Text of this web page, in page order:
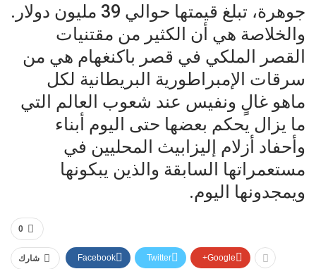
جوهرة، تبلغ قيمتها حوالي 39 مليون دولار.
والخلاصة هي أن الكثير من مقتنيات
القصر الملكي في قصر باكنغهام هي من
سرقات الإمبراطورية البريطانية لكل
ماهو غالٍ ونفيس عند شعوب العالم التي
ما يزال يحكم بعضها حتى اليوم أبناء
وأحفاد أزلام إليزابيث المحليين في
مستعمراتها السابقة والذين يبكونها
ويمجدونها اليوم.
0
شارك Facebook Twitter Google+